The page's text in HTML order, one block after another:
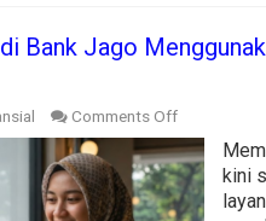
Bank Jago
Comments Offon
Cara
Beli
Dollar
di
Bank
kini